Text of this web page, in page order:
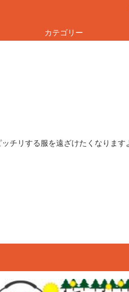
カテゴリー
チリする服を遠ざけたくなります